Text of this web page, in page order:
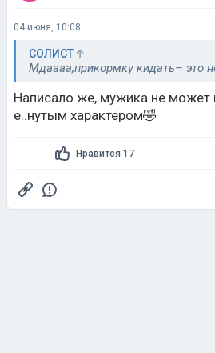
04 июня, 10:08
СОЛИСТ
Мдаааа,прикормку кидать– это
Написало же, мужика не может
е..нутым характером🤣
Нравится 17